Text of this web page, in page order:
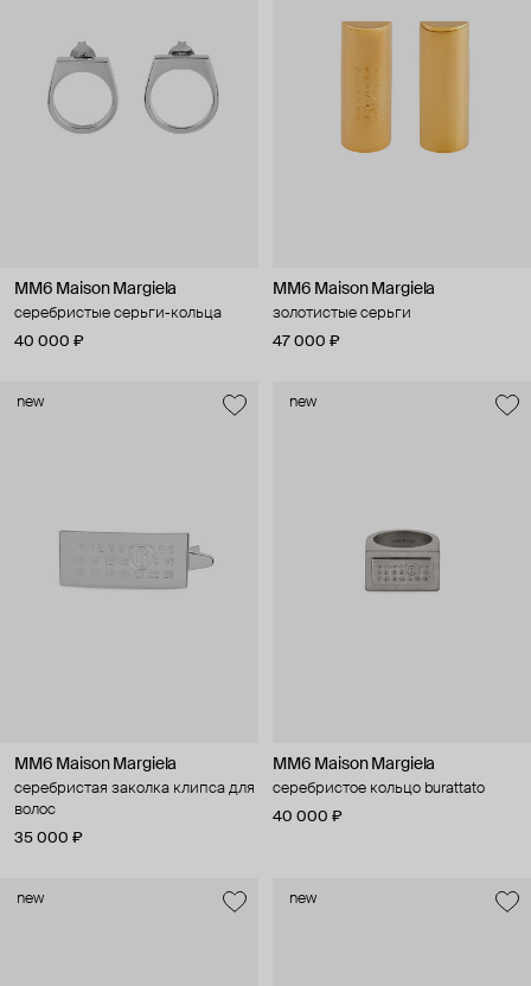
MM6 Maison Margiela
серебристые серьги-кольца
40 000 ₽
MM6 Maison Margiela
золотистые серьги
47 000 ₽
new
MM6 Maison Margiela
серебристая заколка клипса для
волос
35 000 ₽
new
MM6 Maison Margiela
серебристое кольцо burattato
40 000 ₽
new new